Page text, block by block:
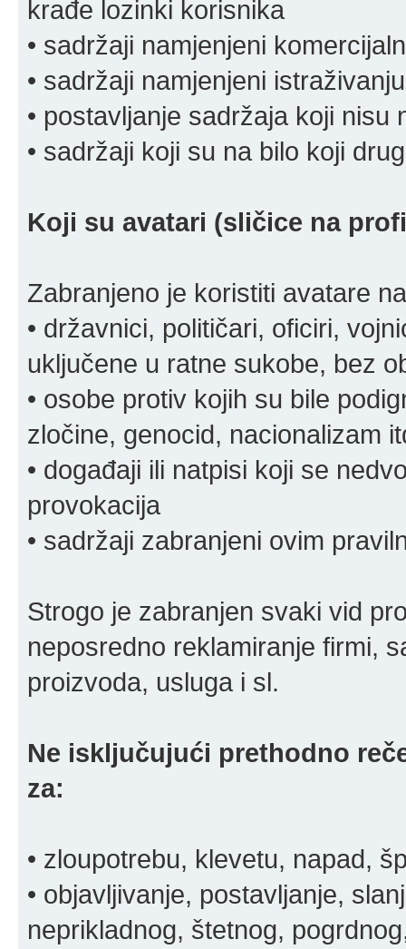
krađe lozinki korisnika
• sadržaji namjenjeni
• sadržaji namjenjeni
• postavljanje sadržaja koji
• sadržaji koji su na bilo koji
Koji su avatari (sličice na
Zabranjeno je koristiti avatare
• državnici, političari, oficiri,
uključene u ratne sukobe, bez
• osobe protiv kojih su bile
zločine, genocid, nacionalizam
• događaji ili natpisi koji se
provokacija
• sadržaji zabranjeni ovim
Strogo je zabranjen svaki vid
neposredno reklamiranje firmi,
proizvoda, usluga i sl.
Ne isključujući prethodno
za:
• zloupotrebu, klevetu, napad,
• objavljivanje, postavljanje,
neprikladnog, štetnog,